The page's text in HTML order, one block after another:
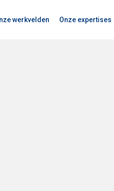
werkvelden Onze expertises